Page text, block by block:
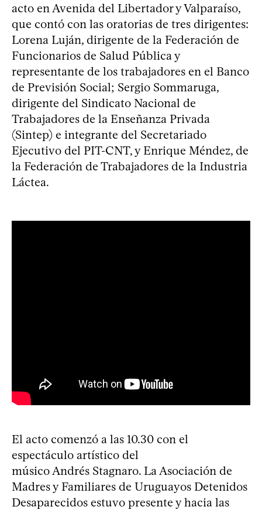
acto en Avenida del Libertador y Valparaíso,
que contó con las oratorias de tres dirigentes:
Lorena Luján, dirigente de la Federación de
Funcionarios de Salud Pública y
representante de los trabajadores en el Banco
de Previsión Social; Sergio Sommaruga,
dirigente del Sindicato Nacional de
Trabajadores de la Enseñanza Privada
(Sintep) e integrante del Secretariado
Ejecutivo del PIT-CNT, y Enrique Méndez, de
la Federación de Trabajadores de la Industria
Láctea.
El acto comenzó a las 10.30 con el
espectáculo artístico del
músico Andrés Stagnaro. La Asociación de
Madres y Familiares de Uruguayos Detenidos
Desaparecidos estuvo presente y hacia las